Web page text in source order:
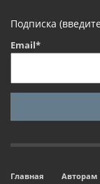
Подписка
Email*
Главная
Авторам